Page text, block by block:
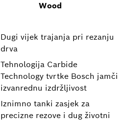
Wood
Dugi vijek trajanja pri rezanju
drva
Tehnologija Carbide
Technology tvrtke Bosch jamči
izvanrednu izdržljivost
Iznimno tanki zasjek za
precizne rezove i dug životni